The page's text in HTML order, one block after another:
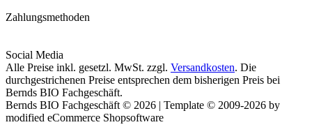
Zahlungsmethoden
Social Media
Alle Preise inkl. gesetzl. MwSt. zzgl. Versandkosten. Die
durchgestrichenen Preise entsprechen dem bisherigen Preis bei
Bernds BIO Fachgeschäft.
Bernds BIO Fachgeschäft © 2026 | Template © 2009-2026 by
modified eCommerce Shopsoftware